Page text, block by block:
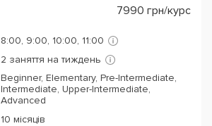
7990 грн/курс
8:00, 9:00, 10:00, 11:00
2 заняття на тиждень
Beginner, Elementary, Pre-Intermediate,
Intermediate, Upper-Intermediate,
Advanced
10 місяців